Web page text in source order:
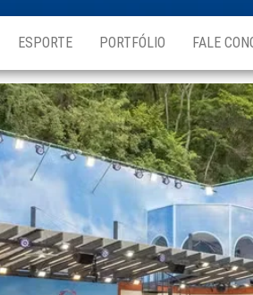
ESPORTE PORTFÓLIO FALE